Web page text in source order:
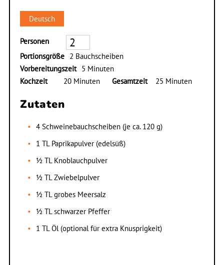
Deutsch
Personen
Portionsgröße 2 Bauchscheiben
Vorbereitungszeit 5 Minuten
Kochzeit
20 Minuten Gesamtzeit 25 Minuten
Zutaten
4 Schweinebauchscheiben (je ca. 120 g)
1 TL Paprikapulver (edelsüß)
½ TL Knoblauchpulver
½ TL Zwiebelpulver
½ TL grobes Meersalz
½ TL schwarzer Pfeffer
1 TL Öl (optional für extra Knusprigkeit)